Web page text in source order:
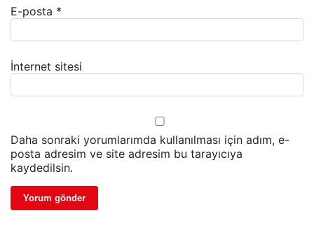
E-posta *
İnternet sitesi
Daha sonraki yorumlarımda kullanılması için adım, e-
posta adresim ve site adresim bu tarayıcıya
kaydedilsin.